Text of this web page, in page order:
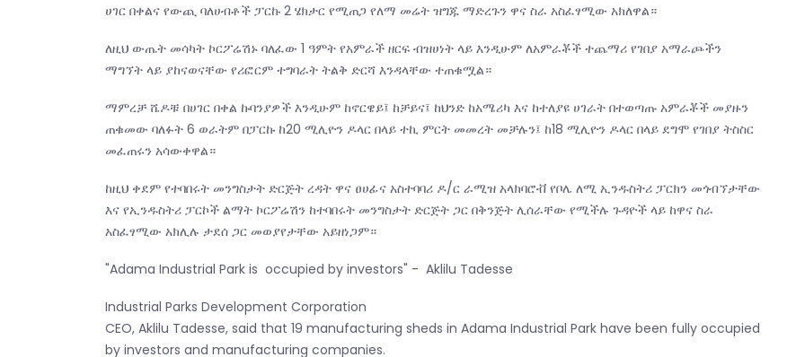
ሀገር በቀልና የውጪ ባለሀብቶች ፓርኩ 2 ሄክታር የሚጠጋ የለማ መሬት ዝግጁ ማድረጉን ዋና ስራ አስፈፃሚው አክለዋል።
ለዚህ ውጤት መሳካት ኮርፖሬሽኑ ባለፈው 1 ዓምት የአምራች ዘርፍ ብዝሀነት ላይ እንዲሁም ለአምራቾች ተጨማሪ የገበያ አማራጮችን
ማግኘት ላይ ያከናወናቸው የሪፎርም ተግባራት ትልቅ ድርሻ እንዳላቸው ተጠቁሟል።
ማምረቻ ሼዶቹ በሀገር በቀል ኩባንያዎች እንዲሁም ከኖርዌይ፤ ከቻይና፤ ከህንድ ከአሜሪካ እና ከተለያዩ ሀገራት በተወጣጡ አምራቾች መያዙን
ጠቁመው ባለፉት 6 ወራትም በፓርኩ ከ20 ሚሊዮን ዶላር በላይ ተኪ ምርት መመረት መቻሉን፤ ከ18 ሚሊዮን ዶላር በላይ ደግሞ የገበያ ትስስር
መፈጠሩን አሳውቀዋል።
ከዚህ ቀደም የተባበሩት መንግስታት ድርጅት ረዳት ዋና ፀሀፊና አስተባባሪ ዶ/ር ራሚዝ አላክባሮቭ የቦሌ ለሚ ኢንዱስትሪ ፓርክን መጎብኘታቸው
እና የኢንዱስትሪ ፓርኮች ልማት ኮርፖሬሽን ከተባበሩት መንግስታት ድርጅት ጋር በቅንጅት ሊሰራቸው የሚችሉ ጉዳዮች ላይ ከዋና ስራ
አስፈፃሚው አክሊሉ ታደሰ ጋር መወያየታቸው አይዘነጋም።
"Adama Industrial Park is occupied by investors" - Aklilu Tadesse
Industrial Parks Development Corporation
CEO, Aklilu Tadesse, said that 19 manufacturing sheds in Adama Industrial Park have been fully occupied
by investors and manufacturing companies.